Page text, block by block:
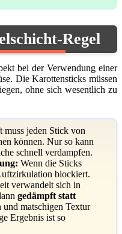
Regel
bei der Verwendung einer
Die Karottensticks müssen
ohne sich wesentlich zu
muss jeden Stick von
können. Nur so kann
schnell verdampfen.
Wenn die Sticks
blockiert.
verwandelt sich in
gedämpft statt
und matschigen Textur
Ergebnis ist so